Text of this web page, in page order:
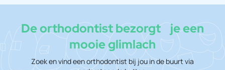
De orthodontist bezorgt je een
mooie glimlach
Zoek en vind een orthodontist bij jou in de buurt via